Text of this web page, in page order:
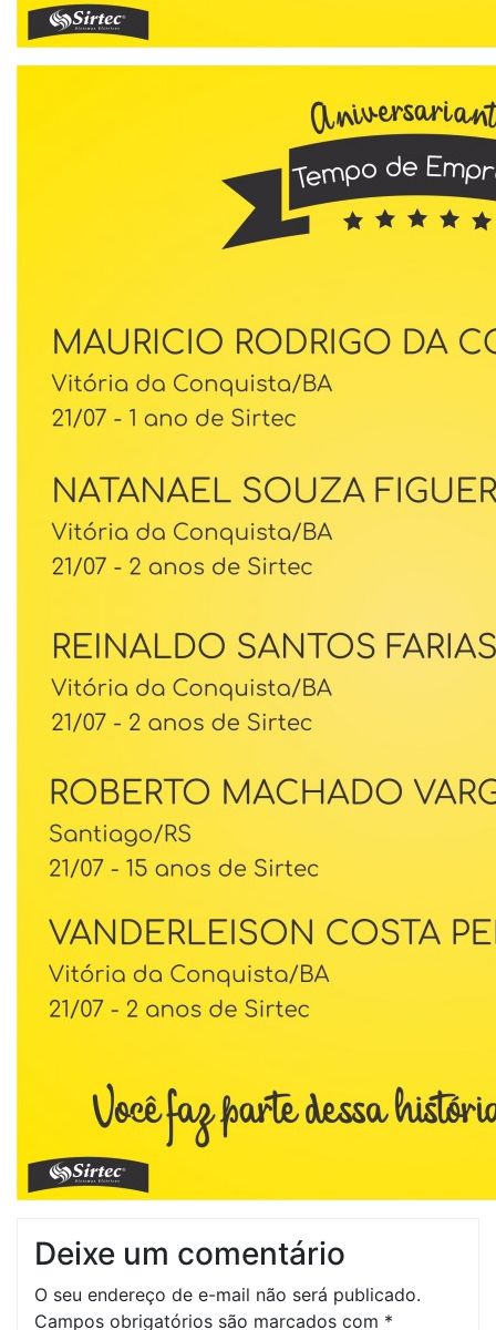
Deixe um comentário
O seu endereço de e-mail não será publicado.
Campos obrigatórios são marcados com *